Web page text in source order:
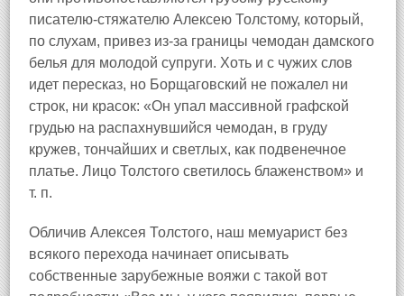
писателю‑стяжателю Алексею Толстому, который,
по слухам, привез из‑за границы чемодан дамского
белья для молодой супруги. Хоть и с чужих слов
идет пересказ, но Борщаговский не пожалел ни
строк, ни красок: «Он упал массивной графской
грудью на распахнувшийся чемодан, в груду
кружев, тончайших и светлых, как подвенечное
платье. Лицо Толстого светилось блаженством» и
т. п.
Обличив Алексея Толстого, наш мемуарист без
всякого перехода начинает описывать
собственные зарубежные вояжи с такой вот